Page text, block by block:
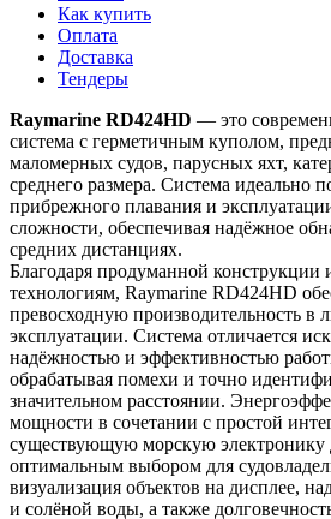
Как купить
Оплата
Доставка
Тендеры
Raymarine RD424HD — это
система с герметичным куполом,
маломерных судов, парусных яхт,
среднего размера. Система идеально
прибрежного плавания и
сложности, обеспечивая надёжное
средних дистанциях.
Благодаря продуманной
технологиям, Raymarine RD424HD
превосходную производительность в
эксплуатации. Система отличается
надёжностью и эффективностью
обрабатывая помехи и точно
значительном расстоянии.
мощности в сочетании с простой
существующую морскую электронику
оптимальным выбором для
визуализация объектов на дисплее,
и солёной воды, а также